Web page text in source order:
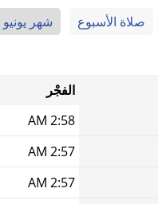
صلاة الأسبوع شهر يونيو
الفجْر
2:58 AM
2:57 AM
2:57 AM